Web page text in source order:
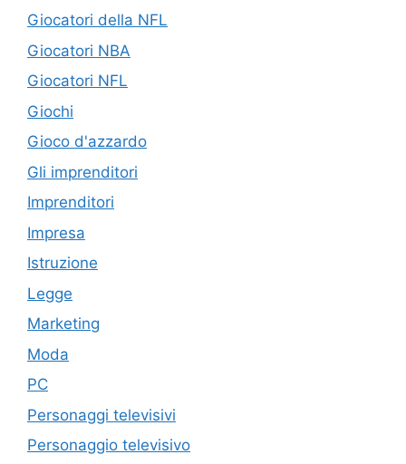
Giocatori della NFL
Giocatori NBA
Giocatori NFL
Giochi
Gioco d'azzardo
Gli imprenditori
Imprenditori
Impresa
Istruzione
Legge
Marketing
Moda
PC
Personaggi televisivi
Personaggio televisivo